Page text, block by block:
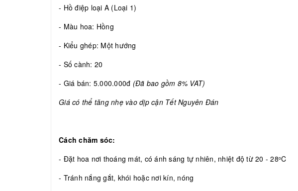
- Hồ điệp loại A (Loại 1)
- Màu hoa: Hồng
- Kiểu ghép: Một hướng
- Số cành: 20
- Giá bán: 5.000.000đ (Đã bao gồm 8% VAT)
Giá có thể tăng nhẹ vào dịp cận Tết Nguyên Đán
Cách chăm sóc:
- Đặt hoa nơi thoáng mát, có ánh sáng tự nhiên, nhiệt độ từ 20 - 28oC
- Tránh nắng gắt, khói hoặc nơi kín, nóng